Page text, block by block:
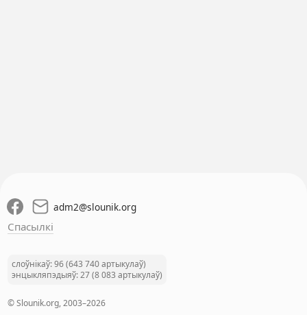
adm2@slounik.org
Спасылкі
слоўнікаў: 96 (643 740 артыкулаў)
энцыкляпэдыяў: 27 (8 083 артыкулаў)
© Slounik.org, 2003–2026